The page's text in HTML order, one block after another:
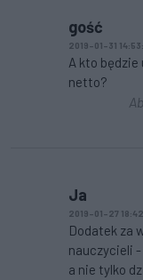
gość
2019-01-31
A kto będzie
netto?
Ja
2019-01-27
Dodatek za
nauczycieli
a nie tylko